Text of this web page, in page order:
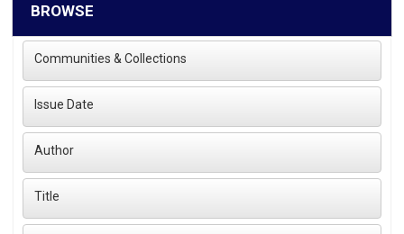
BROWSE
Communities & Collections
Issue Date
Author
Title